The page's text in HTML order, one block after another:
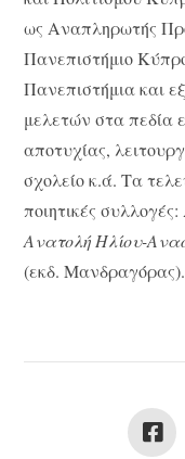
ως Αναπληρωτής
Πανεπιστήμιο
Πανεπιστήμια και
μελετών στα πεδία
αποτυχίας,
σχολείο κ.ά. Τα
ποιητικές συλλογές:
Ανατολή Ηλίου-
(εκδ. Μανδραγόρας).